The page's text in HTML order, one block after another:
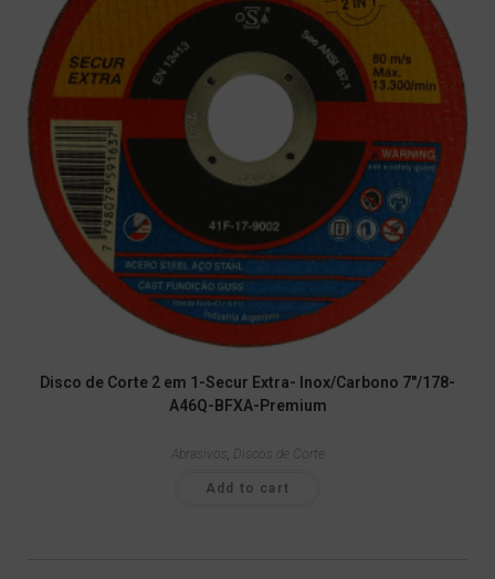
Disco de Corte 2 em 1-Secur Extra- Inox/Carbono 7″/178-
A46Q-BFXA-Premium
Abrasivos , Discos de Corte
Add to cart